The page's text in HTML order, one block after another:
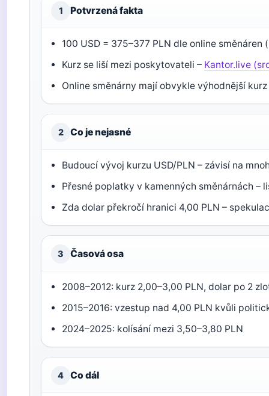
1 Potvrzená fakta
100 USD = 375–377 PLN dle online
Kurz se liší mezi poskytovateli – Kantor.live
Online směnárny mají obvykle výhodnější
2 Co je nejasné
Budoucí vývoj kurzu USD/PLN – závisí na
Přesné poplatky v kamenných směnárnách –
Zda dolar překročí hranici 4,00 PLN –
3 Časová osa
2008–2012: kurz 2,00–3,00 PLN, dolar po 2
2015–2016: vzestup nad 4,00 PLN kvůli
2024–2025: kolísání mezi 3,50–3,80 PLN
4 Co dál